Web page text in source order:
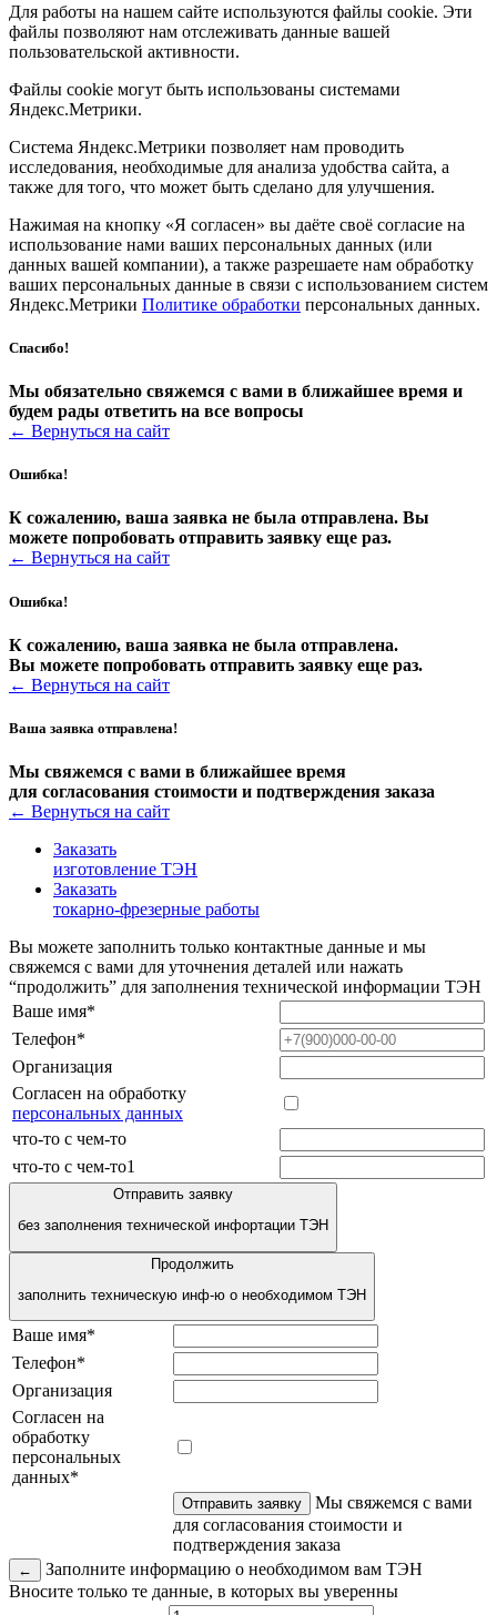
Для работы на нашем сайте используются файлы cookie. Эти
файлы позволяют нам отслеживать данные вашей
пользовательской активности.
Файлы cookie могут быть использованы системами
Яндекс.Метрики.
Система Яндекс.Метрики позволяет нам проводить
исследования, необходимые для анализа удобства сайта, а
также для того, что может быть сделано для улучшения.
Нажимая на кнопку «Я согласен» вы даёте своё согласие на
использование нами ваших персональных данных (или
данных вашей компании), а также разрешаете нам обработку
ваших персональных данные в связи с использованием систем
Яндекс.Метрики Политике обработки персональных данных.
Спасибо!
Мы обязательно свяжемся с вами в ближайшее время и
будем рады ответить на все вопросы
← Вернуться на сайт
Ошибка!
К сожалению, ваша заявка не была отправлена. Вы
можете попробовать отправить заявку еще раз.
← Вернуться на сайт
Ошибка!
К сожалению, ваша заявка не была отправлена.
Вы можете попробовать отправить заявку еще раз.
← Вернуться на сайт
Ваша заявка отправлена!
Мы свяжемся с вами в ближайшее время
для согласования стоимости и подтверждения заказа
← Вернуться на сайт
Заказать
изготовление ТЭН
Заказать
токарно-фрезерные работы
Вы можете заполнить только контактные данные и мы
свяжемся с вами для уточнения деталей или нажать
“продолжить” для заполнения технической информации ТЭН
Ваше имя*
Телефон*
Организация
Согласен на обработку
персональных данных
что-то с чем-то
что-то с чем-то1
Отправить заявку
без заполнения технической инфортации ТЭН
Продолжить
заполнить техническую инф-ю о необходимом ТЭН
Ваше имя*
Телефон*
Организация
Согласен на
обработку
персональных
данных*
Отправить заявку
Мы свяжемся с вами
для согласования стоимости и
подтверждения заказа
←
Заполните информацию о необходимом вам ТЭН
Вносите только те данные, в которых вы уверенны